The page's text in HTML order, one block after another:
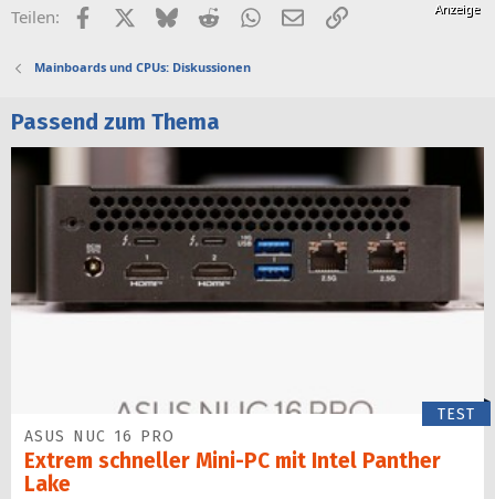
Teilen: FacebookX (Twitter)
BlueskyRedditWhatsApp
E-MailLink
Mainboards und CPUs: Diskussionen
Passend zum Thema
TEST
ASUS NUC 16 PRO
Extrem schneller Mini-PC mit Intel Panther
Lake